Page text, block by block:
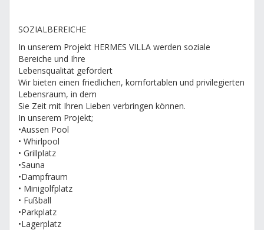
SOZIALBEREICHE
In unserem Projekt HERMES VILLA werden soziale
Bereiche und Ihre
Lebensqualität gefördert
Wir bieten einen friedlichen, komfortablen und privilegierten
Lebensraum, in dem
Sie Zeit mit Ihren Lieben verbringen können.
In unserem Projekt;
•Aussen Pool
• Whirlpool
• Grillplatz
•Sauna
•Dampfraum
• Minigolfplatz
• Fußball
•Parkplatz
•Lagerplatz